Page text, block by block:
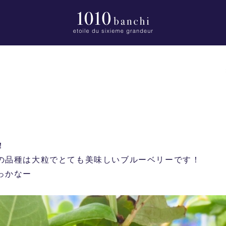
品種は大粒でとても美味しいブルーベリーです！
かなー